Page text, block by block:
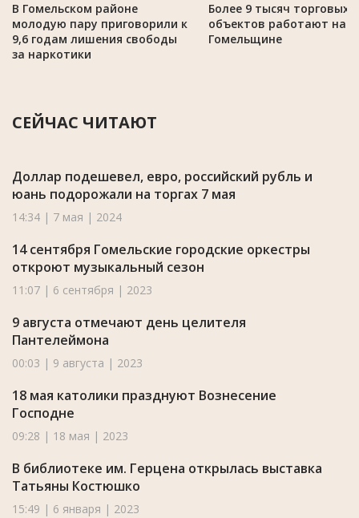
В Гомельском районе
молодую пару приговорили к
9,6 годам лишения свободы
за наркотики
Более 9 тысяч торговых
объектов работают на
Гомельщине
СЕЙЧАС ЧИТАЮТ
Доллар подешевел, евро, российский рубль и
юань подорожали на торгах 7 мая
14:34 | 7 мая | 2024
14 сентября Гомельские городские оркестры
откроют музыкальный сезон
11:07 | 6 сентября | 2023
9 августа отмечают день целителя
Пантелеймона
00:03 | 9 августа | 2023
18 мая католики празднуют Вознесение
Господне
09:28 | 18 мая | 2023
В библиотеке им. Герцена открылась выставка
Татьяны Костюшко
15:49 | 6 января | 2023